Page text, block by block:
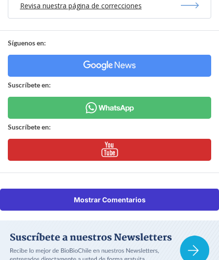
Revisa nuestra página de correcciones
Síguenos en:
Suscríbete en:
Suscríbete en:
Mostrar Comentarios